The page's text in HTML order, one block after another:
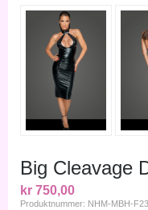
Big Cleavage
kr 750,00
Produktnummer: NHM-MBH-